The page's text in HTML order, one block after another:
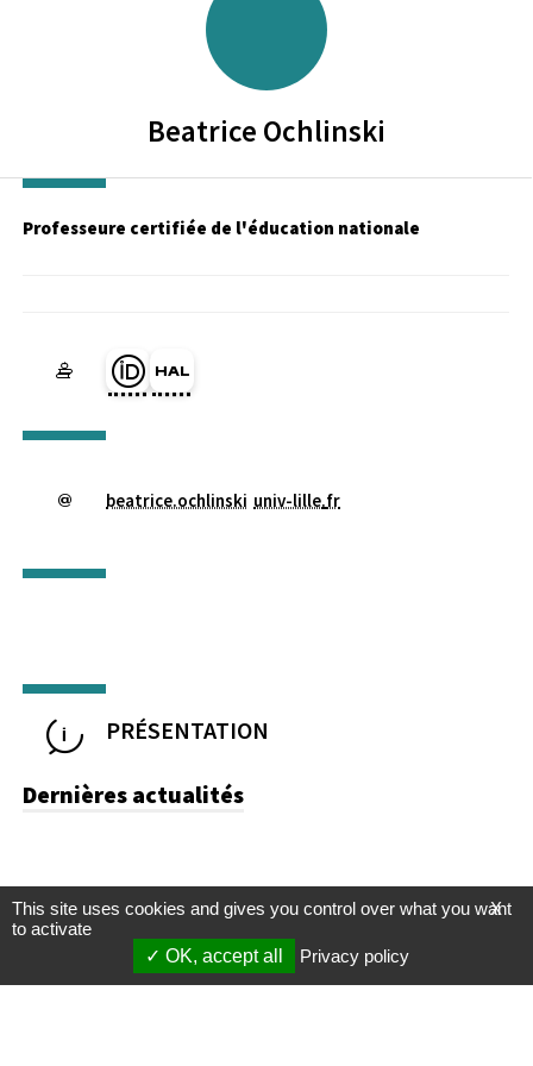
Beatrice Ochlinski
Professeure certifiée de l'éducation nationale
Page Orcid du membre (Ouverture dans une nouvelle fenêtre)
HAL beatrice-ochlinski (Ouverture dans une nouvelle
beatrice.ochlinski univ-lille.fr
PRÉSENTATION
Dernières actualités
X
This site uses cookies and gives you control over what you want
to activate
OK, accept all
Privacy policy